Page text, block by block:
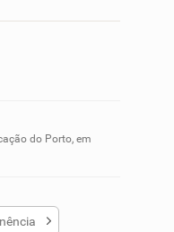
do Porto, em